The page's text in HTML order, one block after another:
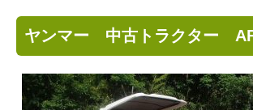
ヤンマー 中古トラクター